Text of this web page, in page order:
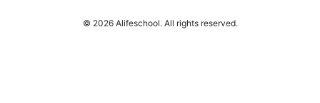
© 2026 Alifeschool. All rights reserved.